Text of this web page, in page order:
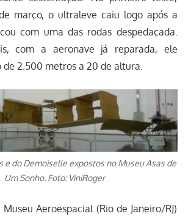
março, o ultraleve caiu logo após a
com uma das rodas despedaçada.
com a aeronave já reparada, ele
de 2.500 metros a 20 de altura.
e do Demoiselle expostos no Museu Asas de
Um Sonho. Foto: ViniRoger
Aeroespacial (Rio de Janeiro/RJ)